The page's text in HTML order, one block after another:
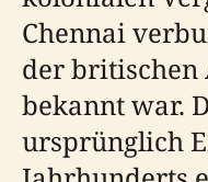
Chennai
der britischen
bekannt war.
ursprünglich